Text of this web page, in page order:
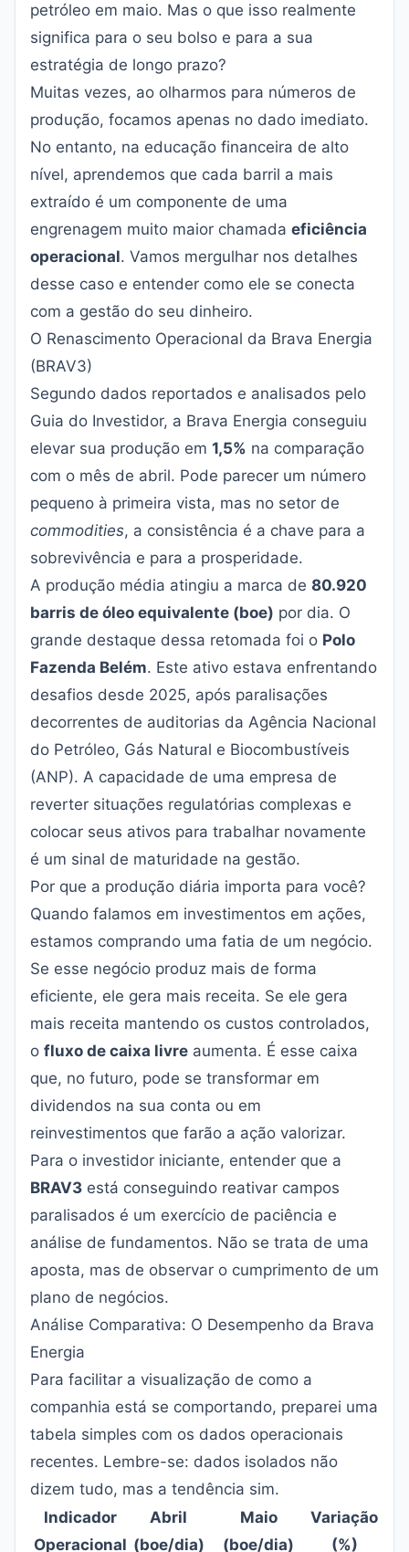
petróleo em maio. Mas o que isso realmente
significa para o seu bolso e para a sua
estratégia de longo prazo?
Muitas vezes, ao olharmos para números de
produção, focamos apenas no dado imediato.
No entanto, na educação financeira de alto
nível, aprendemos que cada barril a mais
extraído é um componente de uma
engrenagem muito maior chamada eficiência
operacional. Vamos mergulhar nos detalhes
desse caso e entender como ele se conecta
com a gestão do seu dinheiro.
O Renascimento Operacional da Brava Energia
(BRAV3)
Segundo dados reportados e analisados pelo
Guia do Investidor, a Brava Energia conseguiu
elevar sua produção em 1,5% na comparação
com o mês de abril. Pode parecer um número
pequeno à primeira vista, mas no setor de
commodities, a consistência é a chave para a
sobrevivência e para a prosperidade.
A produção média atingiu a marca de 80.920
barris de óleo equivalente (boe) por dia. O
grande destaque dessa retomada foi o Polo
Fazenda Belém. Este ativo estava enfrentando
desafios desde 2025, após paralisações
decorrentes de auditorias da Agência Nacional
do Petróleo, Gás Natural e Biocombustíveis
(ANP). A capacidade de uma empresa de
reverter situações regulatórias complexas e
colocar seus ativos para trabalhar novamente
é um sinal de maturidade na gestão.
Por que a produção diária importa para você?
Quando falamos em investimentos em ações,
estamos comprando uma fatia de um negócio.
Se esse negócio produz mais de forma
eficiente, ele gera mais receita. Se ele gera
mais receita mantendo os custos controlados,
o fluxo de caixa livre aumenta. É esse caixa
que, no futuro, pode se transformar em
dividendos na sua conta ou em
reinvestimentos que farão a ação valorizar.
Para o investidor iniciante, entender que a
BRAV3 está conseguindo reativar campos
paralisados é um exercício de paciência e
análise de fundamentos. Não se trata de uma
aposta, mas de observar o cumprimento de um
plano de negócios.
Análise Comparativa: O Desempenho da Brava
Energia
Para facilitar a visualização de como a
companhia está se comportando, preparei uma
tabela simples com os dados operacionais
recentes. Lembre-se: dados isolados não
dizem tudo, mas a tendência sim.
Indicador
Operacional
Abril
(boe/dia)
Maio
(boe/dia)
Variação
(%)